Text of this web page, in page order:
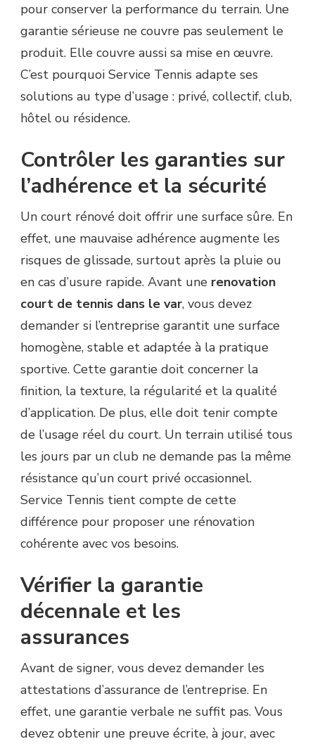
pour conserver la performance du terrain. Une
garantie sérieuse ne couvre pas seulement le
produit. Elle couvre aussi sa mise en œuvre.
C’est pourquoi Service Tennis adapte ses
solutions au type d’usage : privé, collectif, club,
hôtel ou résidence.
Contrôler les garanties sur
l’adhérence et la sécurité
Un court rénové doit offrir une surface sûre. En
effet, une mauvaise adhérence augmente les
risques de glissade, surtout après la pluie ou
en cas d’usure rapide. Avant une renovation
court de tennis dans le var, vous devez
demander si l’entreprise garantit une surface
homogène, stable et adaptée à la pratique
sportive. Cette garantie doit concerner la
finition, la texture, la régularité et la qualité
d’application. De plus, elle doit tenir compte
de l’usage réel du court. Un terrain utilisé tous
les jours par un club ne demande pas la même
résistance qu’un court privé occasionnel.
Service Tennis tient compte de cette
différence pour proposer une rénovation
cohérente avec vos besoins.
Vérifier la garantie
décennale et les
assurances
Avant de signer, vous devez demander les
attestations d’assurance de l’entreprise. En
effet, une garantie verbale ne suffit pas. Vous
devez obtenir une preuve écrite, à jour, avec